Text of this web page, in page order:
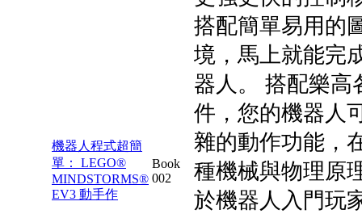
機器人程式超簡
單： LEGO®
MINDSTORMS®
EV3 動手作
Book
002
搭配簡單易用的
境，馬上就能完
器人。 搭配樂高
件，您的機器人
雜的動作功能，
種機械與物理原
於機器人入門玩